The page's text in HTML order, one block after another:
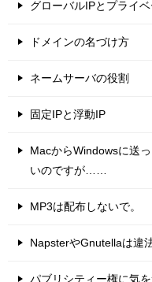
グローバルIPとプライ
ドメインの名づけ方
ネームサーバの役割
固定IPと浮動IP
MacからWindowsに送
いのですが……
MP3は配布しないで。
NapsterやGnutellaは違
パブリシティー権に気を